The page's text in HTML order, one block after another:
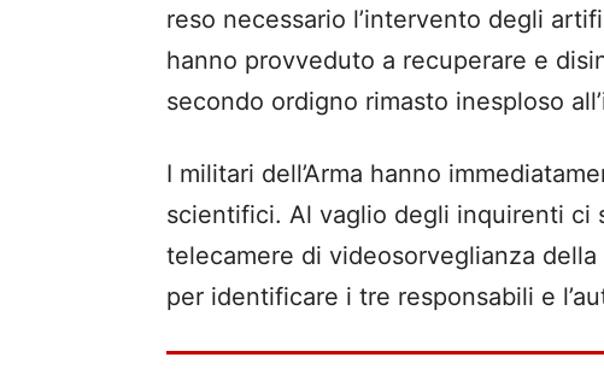
reso necessario l’intervento degli
hanno provveduto a recuperare e
secondo ordigno rimasto inesploso
I militari dell’Arma hanno
scientifici. Al vaglio degli inquirenti ci
telecamere di videosorveglianza
per identificare i tre responsabili e